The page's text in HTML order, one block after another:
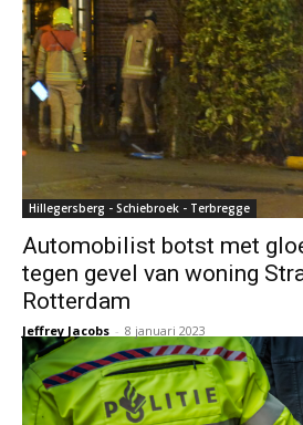
Hillegersberg - Schiebroek - Terbregge
Automobilist botst met
tegen gevel van woning
Rotterdam
Jeffrey Jacobs - 8 januari 2023